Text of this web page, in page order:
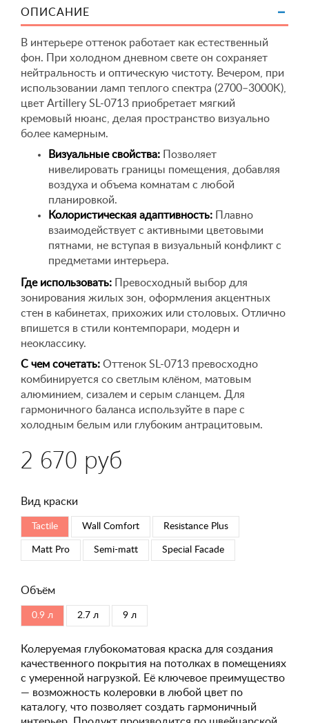
ОПИСАНИЕ
В интерьере оттенок работает как естественный
фон. При холодном дневном свете он сохраняет
нейтральность и оптическую чистоту. Вечером, при
использовании ламп теплого спектра (2700–3000K),
цвет Artillery SL-0713 приобретает мягкий
кремовый нюанс, делая пространство визуально
более камерным.
Визуальные свойства: Позволяет
нивелировать границы помещения, добавляя
воздуха и объема комнатам с любой
планировкой.
Колористическая адаптивность: Плавно
взаимодействует с активными цветовыми
пятнами, не вступая в визуальный конфликт с
предметами интерьера.
Где использовать: Превосходный выбор для
зонирования жилых зон, оформления акцентных
стен в кабинетах, прихожих или столовых. Отлично
впишется в стили контемпорари, модерн и
неоклассику.
С чем сочетать: Оттенок SL-0713 превосходно
комбинируется со светлым клёном, матовым
алюминием, сизалем и серым сланцем. Для
гармоничного баланса используйте в паре с
холодным белым или глубоким антрацитовым.
2 670 руб
Вид краски
Tactile Wall Comfort Resistance Plus
Matt Pro Semi-matt Special Faсade
Объём
0.9 л 2.7 л 9 л
Колеруемая глубокоматовая краска для создания
качественного покрытия на потолках в помещениях
с умеренной нагрузкой. Её ключевое преимущество
— возможность колеровки в любой цвет по
каталогу, что позволяет создать гармоничный